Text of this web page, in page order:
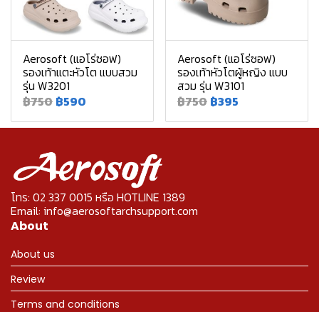
Aerosoft (แอโร่ซอฟ)
รองเท้าแตะหัวโต แบบสวม
รุ่น W3201
฿750 ฿590
Aerosoft (แอโร่ซอฟ)
รองเท้าหัวโตผู้หญิง แบบ
สวม รุ่น W3101
฿750 ฿395
โทร: 02 337 0015 หรือ HOTLINE 1389
Email: info@aerosoftarchsupport.com
About
About us
Review
Terms and conditions